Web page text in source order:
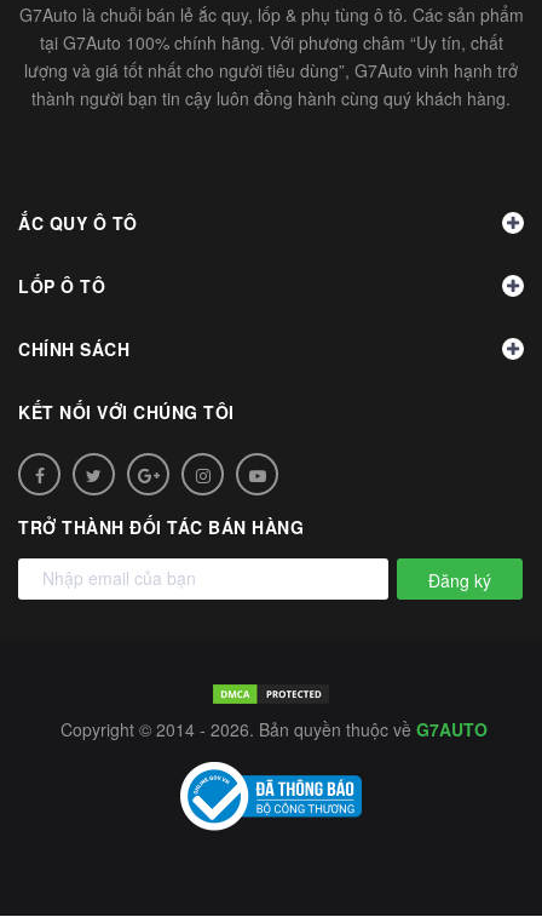
G7Auto là chuỗi bán lẻ ắc quy, lốp & phụ tùng ô tô. Các sản phẩm
tại G7Auto 100% chính hãng. Với phương châm “Uy tín, chất
lượng và giá tốt nhất cho người tiêu dùng”, G7Auto vinh hạnh trở
thành người bạn tin cậy luôn đồng hành cùng quý khách hàng.
ẮC QUY Ô TÔ
LỐP Ô TÔ
CHÍNH SÁCH
KẾT NỐI VỚI CHÚNG TÔI
TRỞ THÀNH ĐỐI TÁC BÁN HÀNG
Đăng ký
Copyright © 2014 - 2026. Bản quyền thuộc về G7AUTO